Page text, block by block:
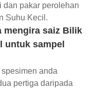
dan pakar perolehan
Suhu Kecil.
mengira saiz Bilik
untuk sampel
anda
pertiga daripada